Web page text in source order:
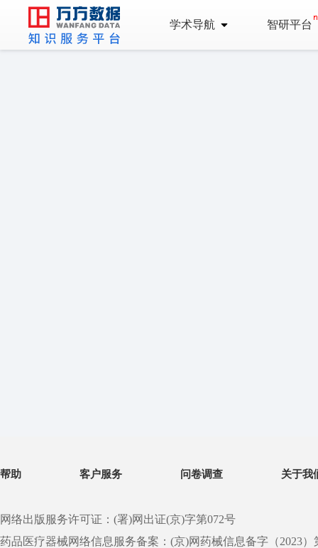
学术导航 智研平台
帮助 客户服务 问卷调查 关于我
网络出版服务许可证：(署)网出证(京)字第072号
药品医疗器械网络信息服务备案：(京)网药械信息备字（2023）